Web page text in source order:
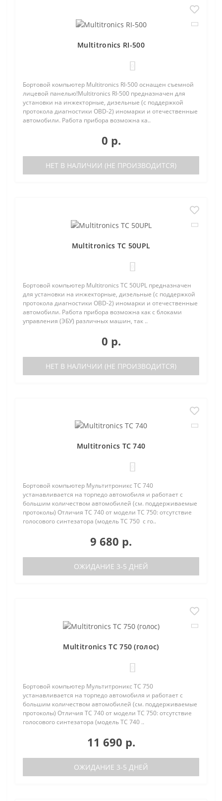
Multitronics RI-500
Бортовой компьютер Multitronics RI-500 оснащен съемной
лицевой панелью!Multitronics RI-500 предназначен для
установки на инжекторные, дизельные (с поддержкой
протокола диагностики OBD-2) иномарки и отечественные
автомобили. Работа прибора возможна ка..
0 р.
НЕТ В НАЛИЧИИ (НЕ ПРОИЗВОДИТСЯ)
Multitronics TC 50UPL
Бортовой компьютер Multitronics TC 50UPL предназначен
для установки на инжекторные, дизельные (с поддержкой
протокола диагностики OBD-2) иномарки и отечественные
автомобили. Работа прибора возможна как с блоками
управления (ЭБУ) различных машин, так ..
0 р.
НЕТ В НАЛИЧИИ (НЕ ПРОИЗВОДИТСЯ)
Multitronics TC 740
Бортовой компьютер Мультитроникс TC 740
устанавливается на торпедо автомобиля и работает с
большим количеством автомобилей (см. поддерживаемые
протоколы) Отличия TC 740 от модели TC 750: отсутствие
голосового синтезатора (модель TC 750 с го..
9 680 р.
ОЖИДАНИЕ 3-5 ДНЕЙ
Multitronics TC 750 (голос)
Бортовой компьютер Мультитроникс TC 750
устанавливается на торпедо автомобиля и работает с
большим количеством автомобилей (см. поддерживаемые
протоколы) Отличия TC 740 от модели TC 750: отсутствие
голосового синтезатора (модель TC 740 ..
11 690 р.
ОЖИДАНИЕ 3-5 ДНЕЙ